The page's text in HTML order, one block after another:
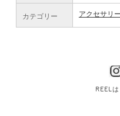
カテゴリー アクセサリー
REEL